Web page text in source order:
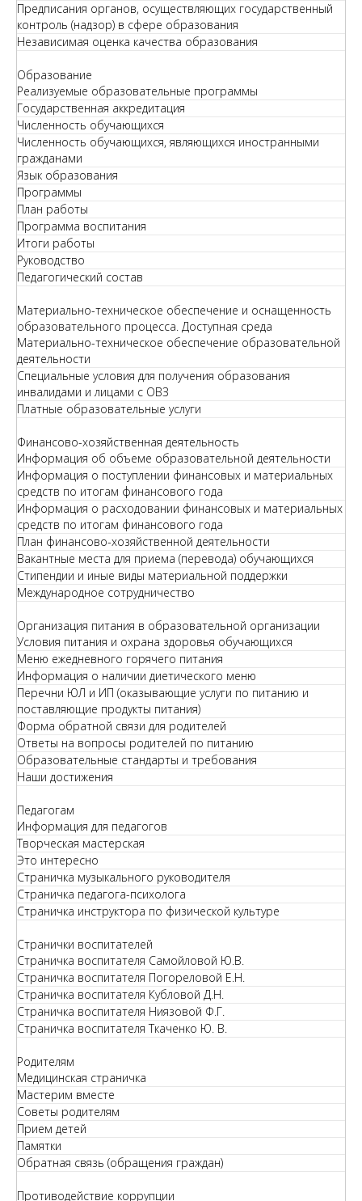
Предписания органов, осуществляющих государственный
контроль (надзор) в сфере образования
Независимая оценка качества образования
Образование
Реализуемые образовательные программы
Государственная аккредитация
Численность обучающихся
Численность обучающихся, являющихся иностранными
гражданами
Язык образования
Программы
План работы
Программа воспитания
Итоги работы
Руководство
Педагогический состав
Материально-техническое обеспечение и оснащенность
образовательного процесса. Доступная среда
Материально-техническое обеспечение образовательной
деятельности
Специальные условия для получения образования
инвалидами и лицами с ОВЗ
Платные образовательные услуги
Финансово-хозяйственная деятельность
Информация об объеме образовательной деятельности
Информация о поступлении финансовых и материальных
средств по итогам финансового года
Информация о расходовании финансовых и материальных
средств по итогам финансового года
План финансово-хозяйственной деятельности
Вакантные места для приема (перевода) обучающихся
Стипендии и иные виды материальной поддержки
Международное сотрудничество
Организация питания в образовательной организации
Условия питания и охрана здоровья обучающихся
Меню ежедневного горячего питания
Информация о наличии диетического меню
Перечни ЮЛ и ИП (оказывающие услуги по питанию и
поставляющие продукты питания)
Форма обратной связи для родителей
Ответы на вопросы родителей по питанию
Образовательные стандарты и требования
Наши достижения
Педагогам
Информация для педагогов
Творческая мастерская
Это интересно
Страничка музыкального руководителя
Страничка педагога-психолога
Страничка инструктора по физической культуре
Странички воспитателей
Страничка воспитателя Самойловой Ю.В.
Страничка воспитателя Погореловой Е.Н.
Страничка воспитателя Кубловой Д.Н.
Страничка воспитателя Ниязовой Ф.Г.
Страничка воспитателя Ткаченко Ю. В.
Родителям
Медицинская страничка
Мастерим вместе
Советы родителям
Прием детей
Памятки
Обратная связь (обращения граждан)
Противодействие коррупции